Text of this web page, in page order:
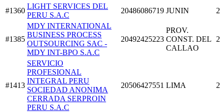
#1360
LIGHT SERVICES DEL
PERU S.A.C
20486086719 JUNIN
#1385
MDY INTERNATIONAL
BUSINESS PROCESS
OUTSOURCING SAC -
MDY INT-BPO S.A.C
20492425223
PROV.
CONST. DEL
CALLAO
#1413
SERVICIO
PROFESIONAL
INTEGRAL PERU
SOCIEDAD ANONIMA
CERRADA SERPROIN
PERU S.A.C
20506427551 LIMA